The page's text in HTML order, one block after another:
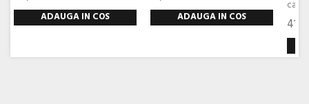
ADAUGA IN COS ADAUGA IN COS